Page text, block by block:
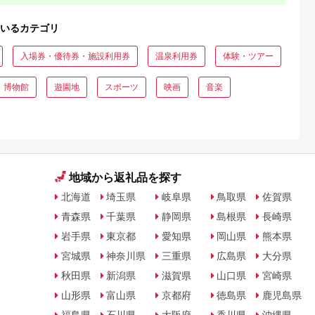
るカテゴリ
入場券・優待券・施設利用券 温泉利用券 体験・ツアー
博物館 遊園地 スポーツ 映画 音楽
地域から返礼品を探す
北海道
青森県
岩手県
宮城県
秋田県
山形県
埼玉県
千葉県
東京都
神奈川県
新潟県
富山県
岐阜県
静岡県
愛知県
三重県
滋賀県
京都府
鳥取県
島根県
岡山県
広島県
山口県
徳島県
佐賀県
長崎県
熊本県
大分県
宮崎県
鹿児島県